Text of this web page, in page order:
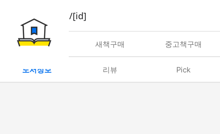
book/rent/[id]
대여 새책구매 중고책구매
도서정보 리뷰 Pick